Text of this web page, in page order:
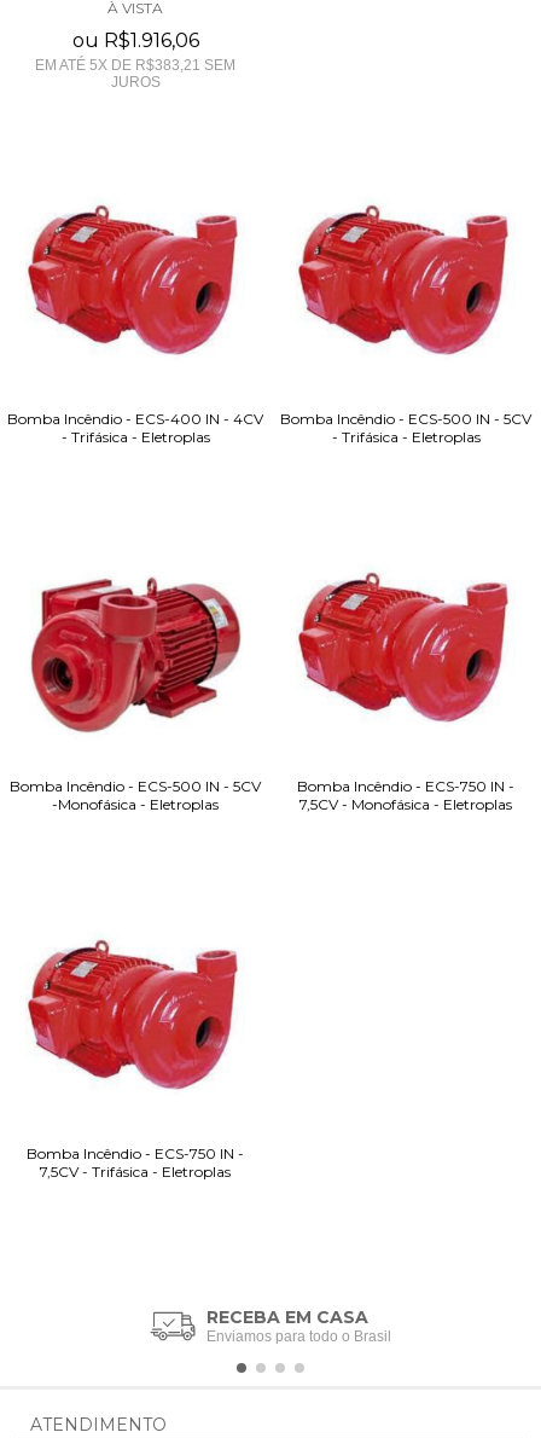
À VISTA
ou R$1.916,06
EM ATÉ 5X DE R$383,21 SEM
JUROS
Bomba Incêndio - ECS-400 IN - 4CV
- Trifásica - Eletroplas
Bomba Incêndio - ECS-500 IN - 5CV
- Trifásica - Eletroplas
Bomba Incêndio - ECS-500 IN - 5CV
-Monofásica - Eletroplas
Bomba Incêndio - ECS-750 IN -
7,5CV - Monofásica - Eletroplas
Bomba Incêndio - ECS-750 IN -
7,5CV - Trifásica - Eletroplas
RECEBA EM CASA
Enviamos para todo o Brasil
ATENDIMENTO